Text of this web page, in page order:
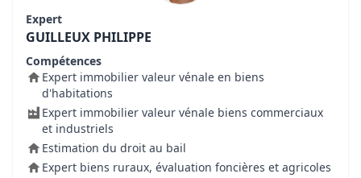
Expert
GUILLEUX PHILIPPE
Compétences
Expert immobilier valeur vénale en biens
d'habitations
Expert immobilier valeur vénale biens commerciaux
et industriels
Estimation du droit au bail
Expert biens ruraux, évaluation foncières et agricoles